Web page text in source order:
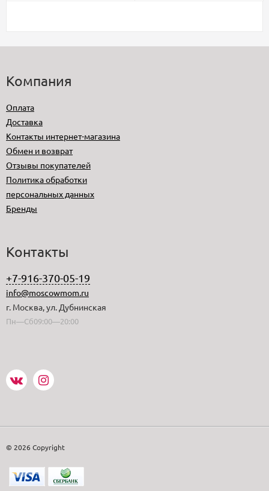
Компания
Оплата
Доставка
Контакты интернет-магазина
Обмен и возврат
Отзывы покупателей
Политика обработки
персональных данных
Бренды
Контакты
+7-916-370-05-19
info@moscowmom.ru
г. Москва, ул. Дубнинская
Пн—Сб09:00—20:00
© 2026 Copyright